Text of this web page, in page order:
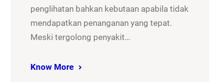
penglihatan bahkan kebutaan apabila tidak
mendapatkan penanganan yang tepat.
Meski tergolong penyakit…
Know More